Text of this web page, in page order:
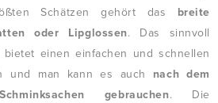
Schätzen gehört das breite
oder Lipglossen. Das sinnvoll
einen einfachen und schnellen
und man kann es auch
nach dem
gebrauchen. Die